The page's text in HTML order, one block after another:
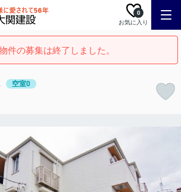
お気に入り
0
件の募集は終了しました。
空室0